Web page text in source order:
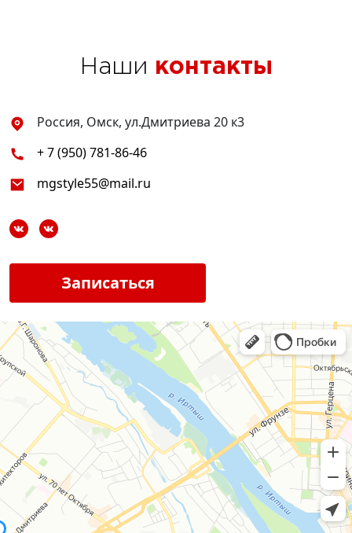
Наши контакты
Россия, Омск, ул.Дмитриева 20 к3
+ 7 (950) 781-86-46
mgstyle55@mail.ru
Записаться